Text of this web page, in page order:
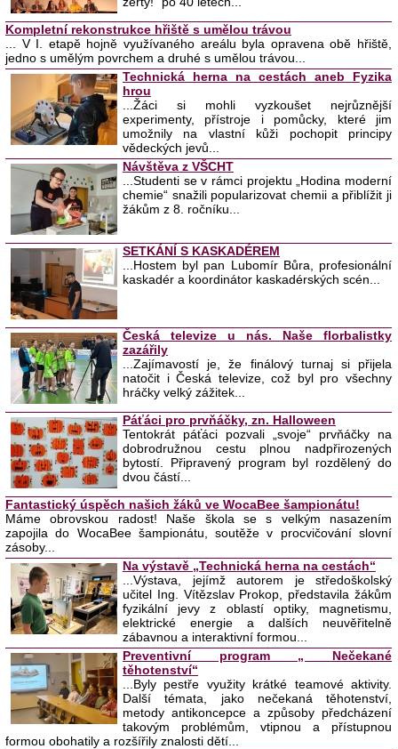
Kompletní rekonstrukce hřiště s umělou trávou
... V I. etapě hojně využívaného areálu byla opravena obě hřiště,
jedno s umělým povrchem a druhé s umělou trávou...
Technická herna na cestách aneb Fyzika
hrou
...Žáci si mohli vyzkoušet nejrůznější
experimenty, přístroje i pomůcky, které jim
umožnily na vlastní kůži pochopit principy
vědeckých jevů...
Návštěva z VŠCHT
...Studenti se v rámci projektu „Hodina moderní
chemie“ snažili popularizovat chemii a přiblížit ji
žákům z 8. ročníku...
SETKÁNÍ S KASKADÉREM
...Hostem byl pan Lubomír Bůra, profesionální
kaskadér a koordinátor kaskadérských scén...
Česká televize u nás. Naše florbalistky
zazářily
...Zajímavostí je, že finálový turnaj si přijela
natočit i Česká televize, což byl pro všechny
hráčky velký zážitek...
Páťáci pro prvňáčky, zn. Halloween
Tentokrát páťáci pozvali „svoje“ prvňáčky na
dobrodružnou cestu plnou nadpřirozených
bytostí. Připravený program byl rozdělený do
dvou částí...
Fantastický úspěch našich žáků ve WocaBee šampionátu!
Máme obrovskou radost! Naše škola se s velkým nasazením
zapojila do WocaBee šampionátu, soutěže v procvičování slovní
zásoby...
Na výstavě „Technická herna na cestách“
...Výstava, jejímž autorem je středoškolský
učitel Ing. Vítězslav Prokop, představila žákům
fyzikální jevy z oblastí optiky, magnetismu,
elektrické energie a dalších neuvěřitelně
zábavnou a interaktivní formou...
Preventivní program „ Nečekané
těhotenství“
...Byly pestře využity krátké teamové aktivity.
Další témata, jako nečekaná těhotenství,
metody antikoncepce a způsoby předcházení
takovým problémům, vtipnou a přístupnou
formou obohatily a rozšířily znalosti dětí...